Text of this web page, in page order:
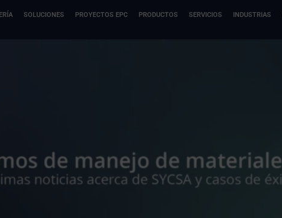
SOLUCIONES PROYECTOS EPC PRODUCTOS SERVICIOS INDUSTRIAS